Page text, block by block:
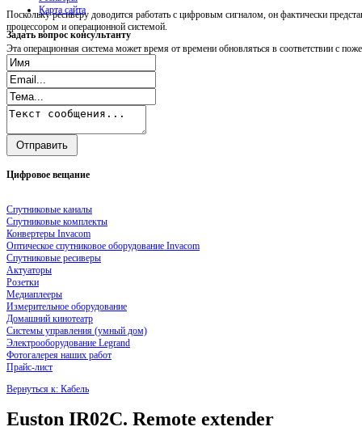
Поскольку ресиверу доводится работать с цифровым сигналом, он фактически
процессором и операционной системой.
Эта операционная система может время от времени обновляться в соответствии с
Карта сайта
Задать вопрос консультанту
Цифровое вещание
Спутниковые каналы
Спутниковые комплекты
Конвертеры Invacom
Оптическое спутниковое оборудование Invacom
Спутниковые ресиверы
Актуаторы
Розетки
Медиаплееры
Измерительное оборудование
Домашний кинотеатр
Системы управления (умный дом)
Электрооборудование Legrand
Фотогалерея наших работ
Прайс-лист
Вернуться к: Кабель
Euston IR02C. Remote extender